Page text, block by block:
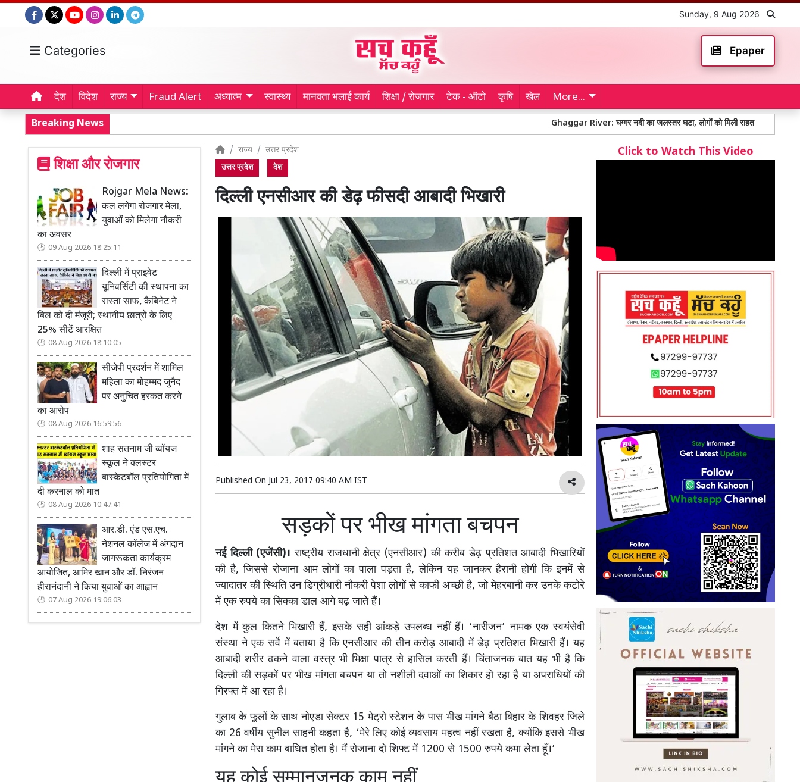
Sunday, 9 Aug 2026
Categories Epaper
देश विदेश राज्य Fraud Alert अध्यात्म स्वास्थ्य मानवता भलाई कार्य शिक्षा / रोजगार टेक - ऑटो कृषि खेल More...
Breaking News Ghaggar River: घग्गर नदी का जलस्तर घटा, लोगों को मिली राहत नगर निगम
शिक्षा और रोजगार
Rojgar Mela News:
कल लगेगा रोजगार मेला,
युवाओं को मिलेगा नौकरी
का अवसर
09 Aug 2026 18:25:11
दिल्ली में प्राइवेट
यूनिवर्सिटी की स्थापना का
रास्ता साफ, कैबिनेट ने
बिल को दी मंजूरी; स्थानीय छात्रों के लिए
25% सीटें आरक्षित
08 Aug 2026 18:10:05
सीजेपी प्रदर्शन में शामिल
महिला का मोहम्मद जुनैद
पर अनुचित हरकत करने
का आरोप
08 Aug 2026 16:59:56
शाह सतनाम जी ब्वॉयज
स्कूल ने क्लस्टर
बास्केटबॉल प्रतियोगिता में
दी करनाल को मात
08 Aug 2026 10:47:41
आर.डी. एंड एस.एच.
नेशनल कॉलेज में अंगदान
जागरूकता कार्यक्रम
आयोजित, आमिर खान और डॉ. निरंजन
हीरानंदानी ने किया युवाओं का आह्वान
07 Aug 2026 19:06:03
राज्य उत्तर प्रदेश
उत्तर प्रदेश देश
दिल्ली एनसीआर की डेढ़ फीसदी आबादी भिखारी
Published On Jul 23, 2017 09:40 AM IST
सड़कों पर भीख मांगता बचपन
नई दिल्ली (एजेंसी)। राष्ट्रीय राजधानी क्षेत्र (एनसीआर) की करीब डेढ़ प्रतिशत आबादी भिखारियों
की है, जिससे रोजाना आम लोगों का पाला पड़ता है, लेकिन यह जानकर हैरानी होगी कि इनमें से
ज्यादातर की स्थिति उन डिग्रीधारी नौकरी पेशा लोगों से काफी अच्छी है, जो मेहरबानी कर उनके कटोरे
में एक रुपये का सिक्का डाल आगे बढ़ जाते हैं।
देश में कुल कितने भिखारी हैं, इसके सही आंकड़े उपलब्ध नहीं हैं। ‘नारीजन’ नामक एक स्वयंसेवी
संस्था ने एक सर्वे में बताया है कि एनसीआर की तीन करोड़ आबादी में डेढ़ प्रतिशत भिखारी हैं। यह
आबादी शरीर ढकने वाला वस्त्र भी भिक्षा पात्र से हासिल करती हैं। चिंताजनक बात यह भी है कि
दिल्ली की सड़कों पर भीख मांगता बचपन या तो नशीली दवाओं का शिकार हो रहा है या अपराधियों की
गिरफ्त में आ रहा है।
गुलाब के फूलों के साथ नोएडा सेक्टर 15 मेट्रो स्टेशन के पास भीख मांगने बैठा बिहार के शिवहर जिले
का 26 वर्षीय सुनील साहनी कहता है, ‘मेरे लिए कोई व्यवसाय महत्व नहीं रखता है, क्योंकि इससे भीख
मांगने का मेरा काम बाधित होता है। मैं रोजाना दो शिफ्ट में 1200 से 1500 रुपये कमा लेता हूँ।’
Click to Watch This Video